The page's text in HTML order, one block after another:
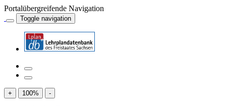
Portalübergreifende Navigation
Toggle navigation
+ 100% -